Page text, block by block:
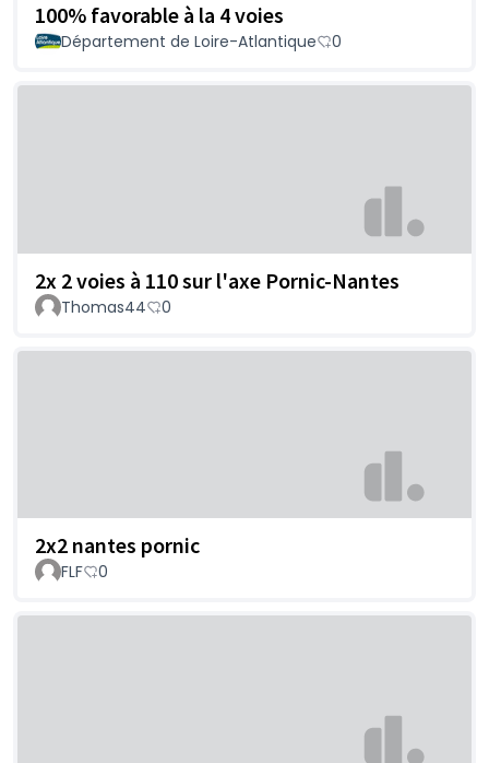
100% favorable à la 4 voies
Département de Loire-Atlantique 0
2x 2 voies à 110 sur l'axe Pornic-Nantes
Thomas44 0
2x2 nantes pornic
FLF 0